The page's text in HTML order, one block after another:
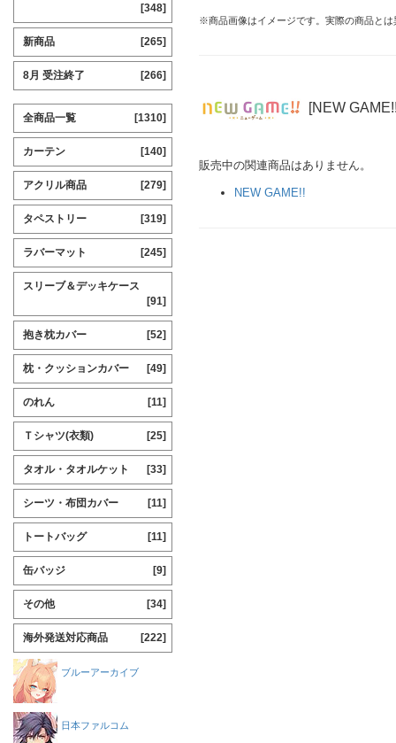
※商品画像はイメージです。実際の商品と
[NEW
販売中の関連商品はありません。
NEW GAME!!
[348]
新商品 [265]
8月 受注終了 [266]
全商品一覧 [1310]
カーテン [140]
アクリル商品 [279]
タペストリー [319]
ラバーマット [245]
スリーブ＆デッキケース
[91]
抱き枕カバー [52]
枕・クッションカバー [49]
のれん [11]
Ｔシャツ(衣類) [25]
タオル・タオルケット [33]
シーツ・布団カバー [11]
トートバッグ [11]
缶バッジ [9]
その他 [34]
海外発送対応商品 [222]
ブルーアーカイブ
日本ファルコム